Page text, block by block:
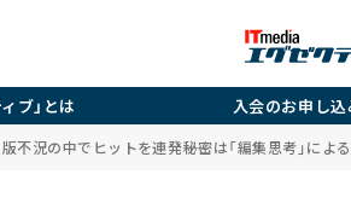
ブ」とは 入会のお申し込
不況の中でヒットを連発――秘密は「編集思考」によ